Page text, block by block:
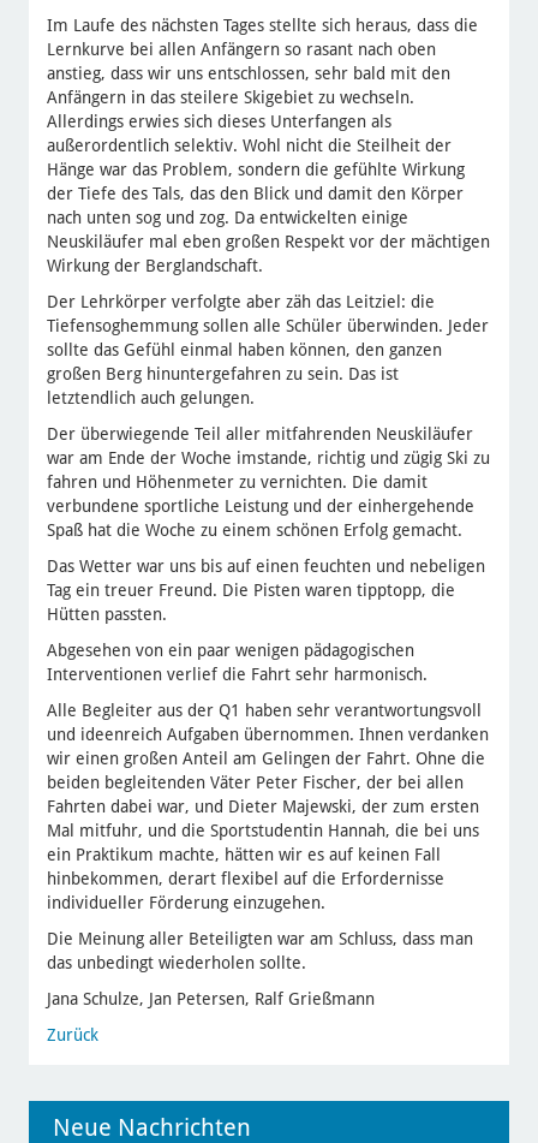
Im Laufe des nächsten Tages stellte sich heraus, dass die
Lernkurve bei allen Anfängern so rasant nach oben
anstieg, dass wir uns entschlossen, sehr bald mit den
Anfängern in das steilere Skigebiet zu wechseln.
Allerdings erwies sich dieses Unterfangen als
außerordentlich selektiv. Wohl nicht die Steilheit der
Hänge war das Problem, sondern die gefühlte Wirkung
der Tiefe des Tals, das den Blick und damit den Körper
nach unten sog und zog. Da entwickelten einige
Neuskiläufer mal eben großen Respekt vor der mächtigen
Wirkung der Berglandschaft.
Der Lehrkörper verfolgte aber zäh das Leitziel: die
Tiefensoghemmung sollen alle Schüler überwinden. Jeder
sollte das Gefühl einmal haben können, den ganzen
großen Berg hinuntergefahren zu sein. Das ist
letztendlich auch gelungen.
Der überwiegende Teil aller mitfahrenden Neuskiläufer
war am Ende der Woche imstande, richtig und zügig Ski zu
fahren und Höhenmeter zu vernichten. Die damit
verbundene sportliche Leistung und der einhergehende
Spaß hat die Woche zu einem schönen Erfolg gemacht.
Das Wetter war uns bis auf einen feuchten und nebeligen
Tag ein treuer Freund. Die Pisten waren tipp­topp, die
Hütten passten.
Abgesehen von ein paar wenigen pädagogischen
Interventionen verlief die Fahrt sehr harmonisch.
Alle Begleiter aus der Q1 haben sehr verantwortungsvoll
und ideenreich Aufgaben übernommen. Ihnen verdanken
wir einen großen Anteil am Gelingen der Fahrt. Ohne die
beiden begleitenden Väter Peter Fischer, der bei allen
Fahrten dabei war, und Dieter Majewski, der zum ersten
Mal mitfuhr, und die Sportstudentin Hannah, die bei uns
ein Praktikum machte, hätten wir es auf keinen Fall
hinbekommen, derart flexibel auf die Erfordernisse
individueller Förderung einzugehen.
Die Meinung aller Beteiligten war am Schluss, dass man
das unbedingt wiederholen sollte.
Jana Schulze, Jan Petersen, Ralf Grießmann
Zurück
Neue Nachrichten